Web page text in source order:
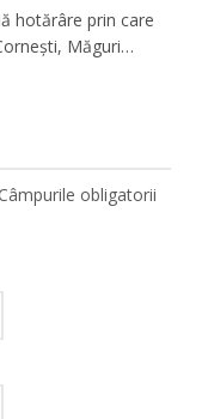
hotărâre prin care
Măguri…
Câmpurile obligatorii